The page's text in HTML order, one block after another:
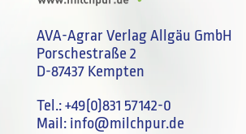
AVA-Agrar Verlag Allgäu GmbH
Porschestraße 2
D-87437 Kempten
Tel.:+49(0)831 57142-0
Mail: info@milchpur.de